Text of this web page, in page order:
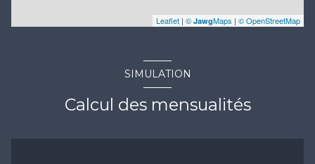
Leaflet | © JawgMaps | © OpenStreetMap
SIMULATION
Calcul des mensualités